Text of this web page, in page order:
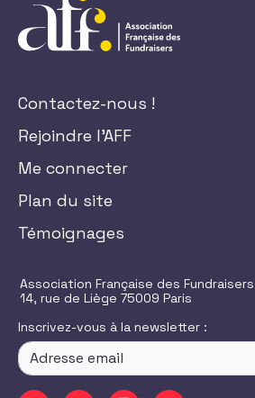
Contactez-nous !
Rejoindre l'AFF
Me connecter
Plan du site
Témoignages
Association Française des
14, rue de Liège 75009 Paris
Inscrivez-vous à la newsletter :